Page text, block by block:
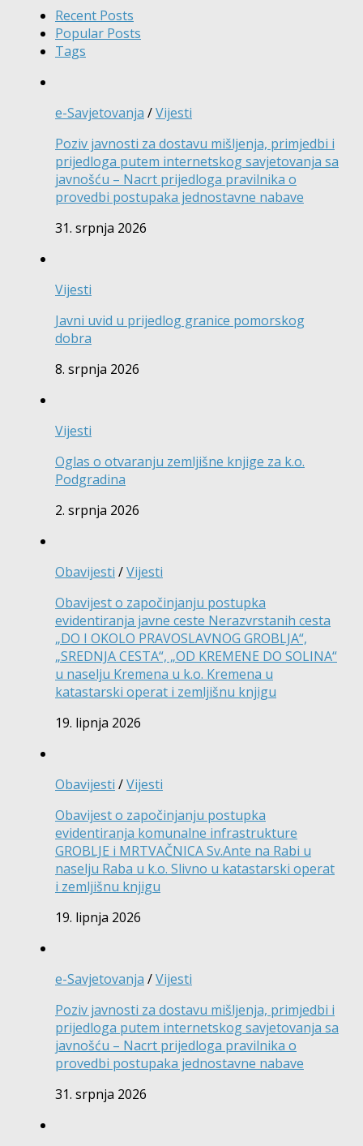
Recent Posts
Popular Posts
Tags
e-Savjetovanja /Vijesti
Poziv javnosti za dostavu mišljenja, primjedbi i
prijedloga putem internetskog savjetovanja sa
javnošću – Nacrt prijedloga pravilnika o
provedbi postupaka jednostavne nabave
31. srpnja 2026
Vijesti
Javni uvid u prijedlog granice pomorskog
dobra
8. srpnja 2026
Vijesti
Oglas o otvaranju zemljišne knjige za k.o.
Podgradina
2. srpnja 2026
Obavijesti /Vijesti
Obavijest o započinjanju postupka
evidentiranja javne ceste Nerazvrstanih cesta
„DO I OKOLO PRAVOSLAVNOG GROBLJA“,
„SREDNJA CESTA“, „OD KREMENE DO SOLINA“
u naselju Kremena u k.o. Kremena u
katastarski operat i zemljišnu knjigu
19. lipnja 2026
Obavijesti /Vijesti
Obavijest o započinjanju postupka
evidentiranja komunalne infrastrukture
GROBLJE i MRTVAČNICA Sv.Ante na Rabi u
naselju Raba u k.o. Slivno u katastarski operat
i zemljišnu knjigu
19. lipnja 2026
e-Savjetovanja /Vijesti
Poziv javnosti za dostavu mišljenja, primjedbi i
prijedloga putem internetskog savjetovanja sa
javnošću – Nacrt prijedloga pravilnika o
provedbi postupaka jednostavne nabave
31. srpnja 2026